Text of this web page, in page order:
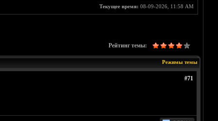
Текущее время: 08-09-2026, 11:58 AM
Рейтинг темы:
Режимы темы
#71